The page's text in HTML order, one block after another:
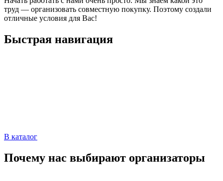
труд — организовать совместную покупку. Поэтому создали
отличные условия для Вас!
Быстрая навигация
В каталог
Почему нас выбирают организаторы